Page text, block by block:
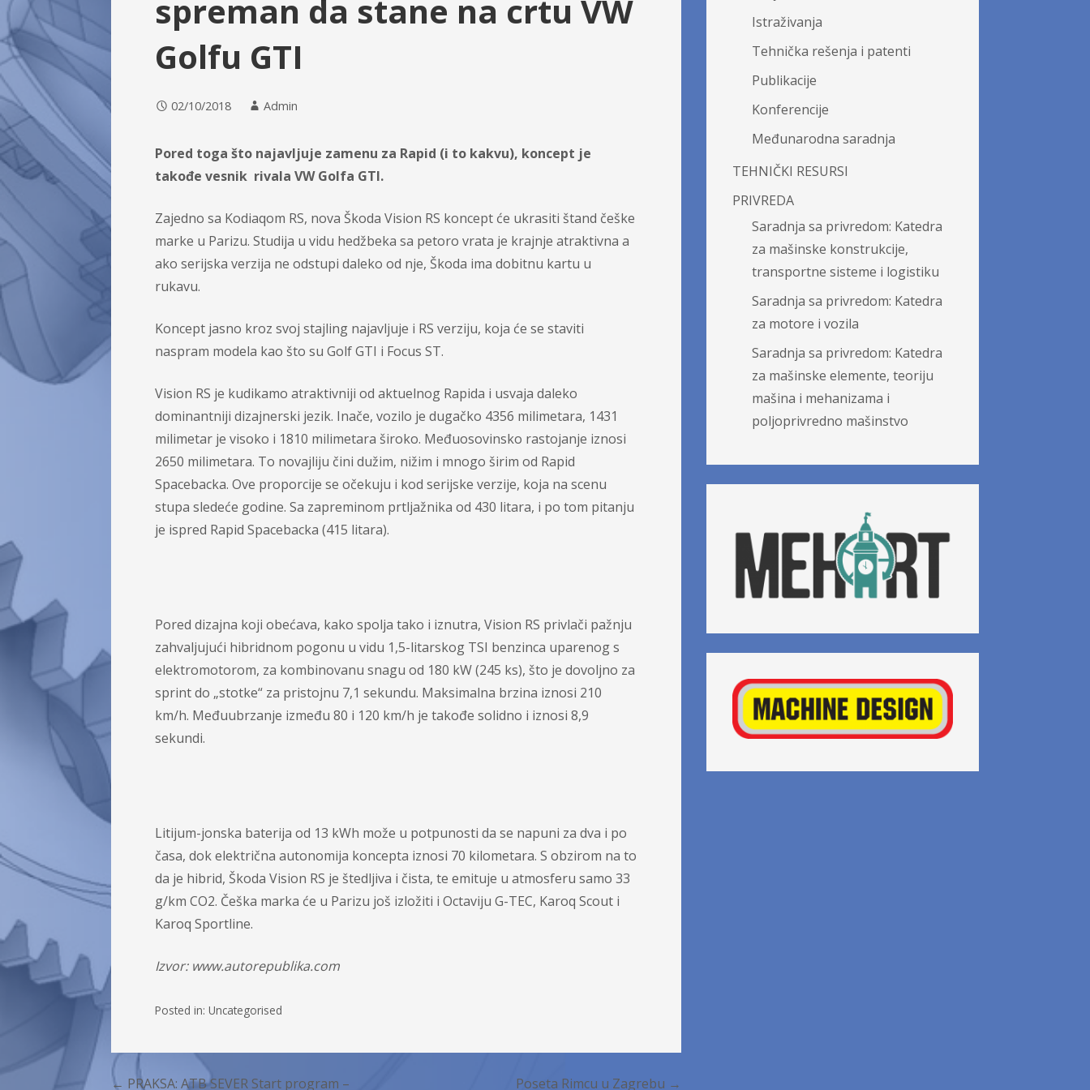
spreman da stane na crtu VW
Golfu GTI
02/10/2018 Admin
Pored toga što najavljuje zamenu za Rapid (i to kakvu), koncept je
takođe vesnik rivala VW Golfa GTI.
Zajedno sa Kodiaqom RS, nova Škoda Vision RS koncept će ukrasiti štand češke
marke u Parizu. Studija u vidu hedžbeka sa petoro vrata je krajnje atraktivna a
ako serijska verzija ne odstupi daleko od nje, Škoda ima dobitnu kartu u
rukavu.
Koncept jasno kroz svoj stajling najavljuje i RS verziju, koja će se staviti
naspram modela kao što su Golf GTI i Focus ST.
Vision RS je kudikamo atraktivniji od aktuelnog Rapida i usvaja daleko
dominantniji dizajnerski jezik. Inače, vozilo je dugačko 4356 milimetara, 1431
milimetar je visoko i 1810 milimetara široko. Međuosovinsko rastojanje iznosi
2650 milimetara. To novajliju čini dužim, nižim i mnogo širim od Rapid
Spacebacka. Ove proporcije se očekuju i kod serijske verzije, koja na scenu
stupa sledeće godine. Sa zapreminom prtljažnika od 430 litara, i po tom pitanju
je ispred Rapid Spacebacka (415 litara).
Pored dizajna koji obećava, kako spolja tako i iznutra, Vision RS privlači pažnju
zahvaljujući hibridnom pogonu u vidu 1,5-litarskog TSI benzinca uparenog s
elektromotorom, za kombinovanu snagu od 180 kW (245 ks), što je dovoljno za
sprint do „stotke“ za pristojnu 7,1 sekundu. Maksimalna brzina iznosi 210
km/h. Međuubrzanje između 80 i 120 km/h je takođe solidno i iznosi 8,9
sekundi.
Litijum-jonska baterija od 13 kWh može u potpunosti da se napuni za dva i po
časa, dok električna autonomija koncepta iznosi 70 kilometara. S obzirom na to
da je hibrid, Škoda Vision RS je štedljiva i čista, te emituje u atmosferu samo 33
g/km CO2. Češka marka će u Parizu još izložiti i Octaviju G-TEC, Karoq Scout i
Karoq Sportline.
Izvor: www.autorepublika.com
Posted in:Uncategorised
← PRAKSA: ATB SEVER Start program – Poseta Rimcu u Zagrebu →
Istraživanja
Tehnička rešenja i patenti
Publikacije
Konferencije
Međunarodna saradnja
TEHNIČKI RESURSI
PRIVREDA
Saradnja sa privredom: Katedra
za mašinske konstrukcije,
transportne sisteme i logistiku
Saradnja sa privredom: Katedra
za motore i vozila
Saradnja sa privredom: Katedra
za mašinske elemente, teoriju
mašina i mehanizama i
poljoprivredno mašinstvo